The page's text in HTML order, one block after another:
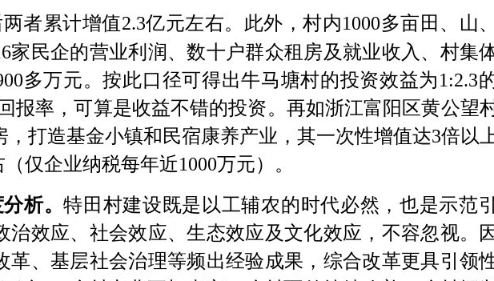
两者累计增值2.3亿元左右。此外，村内1000多亩田、山、
家民企的营业利润、数十户群众租房及就业收入、村集
多万元。按此口径可得出牛马塘村的投资效益为1:2.3
报率，可算是收益不错的投资。再如浙江富阳区黄公望
，打造基金小镇和民宿康养产业，其一次性增值达3倍以
仅企业纳税每年近1000万元）。
分析。特田村建设既是以工辅农的时代必然，也是示范
治效应、社会效应、生态效应及文化效应，不容忽视。
革、基层社会治理等频出经验成果，综合改革更具引领